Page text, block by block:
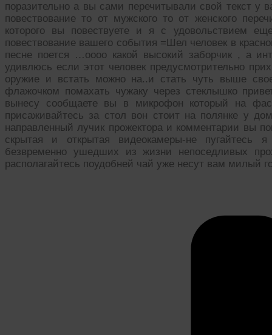
поразительно а вы сами перечитывали свой текст у
повествование то от мужского то от женского
которого вы повествуете и я с удовольствием
повествование вашего события =Шел человек в
песне поется …оооо какой высокий заборчик , а
удивлюсь если этот человек предусмотрительно
оружие и встать можно на..и стать чуть выше
флажочком помахать чужаку через стеклышко
вынесу сообщаете вы в микрофон который на
присаживайтесь за стол вон стоит на полянке у
направленный лучик прожектора и комментарии вы
скрытая и открытая видеокамеры-не пугайтесь
безвременно ушедших из жизни непоседливых
располагайтесь поудобней чай уже несут вам милый